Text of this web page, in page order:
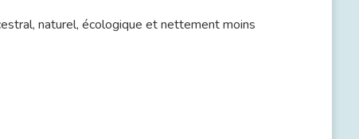
naturel, écologique et nettement moins